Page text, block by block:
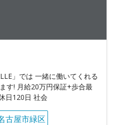
」では 一緒に働いてくれる
す! 月給20万円保証+歩合最
日120日 社会
古屋市緑区